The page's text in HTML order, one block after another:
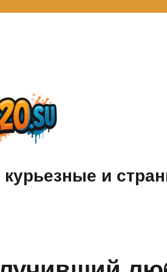
и